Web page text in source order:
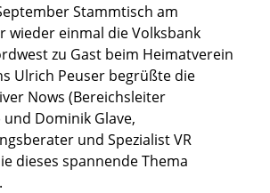
Stammtisch am
wieder einmal die Volksbank
zu Gast beim Heimatverein
Ulrich Peuser begrüßte die
Nows (Bereichsleiter
Dominik Glave,
und Spezialist VR
dieses spannende Thema